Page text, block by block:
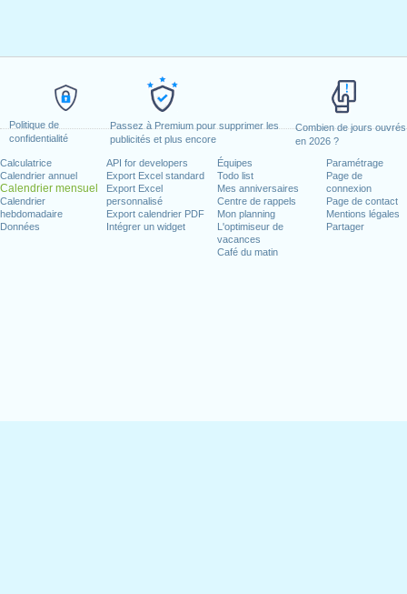
Politique de
confidentialité
Passez à Premium pour supprimer les
publicités et plus encore
Combien de jours ouvrés
en 2026 ?
Calculatrice
Calendrier annuel
Calendrier mensuel
Calendrier
hebdomadaire
Données
API for developers
Export Excel standard
Export Excel
personnalisé
Export calendrier PDF
Intégrer un widget
Équipes
Todo list
Mes anniversaires
Centre de rappels
Mon planning
L'optimiseur de
vacances
Café du matin
Paramétrage
Page de
connexion
Page de contact
Mentions légales
Partager